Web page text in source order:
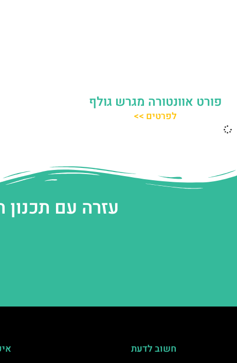
פורט אוונטורה מגרש גולף
לפרטים >>
עזרה עם
חשוב לדעת